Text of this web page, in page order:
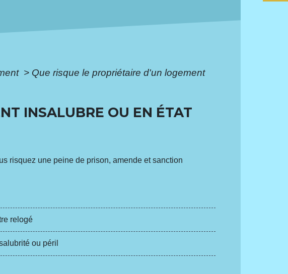
> Que risque le propriétaire d'un logement
INSALUBRE OU EN ÉTAT
risquez une peine de prison, amende et sanction
relogé
ou péril